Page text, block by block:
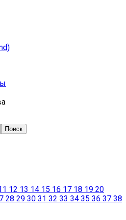
Поиск
12 13 14 15 16 17 18 19 20
28 29 30 31 32 33 34 35 36 37 38